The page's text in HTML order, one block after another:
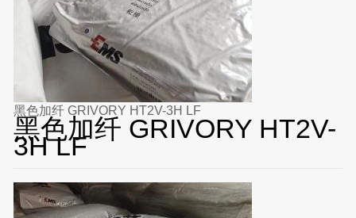
黑色加纤 GRIVORY HT2V-3H LF
黑色加纤 GRIVORY HT2V-
3H LF